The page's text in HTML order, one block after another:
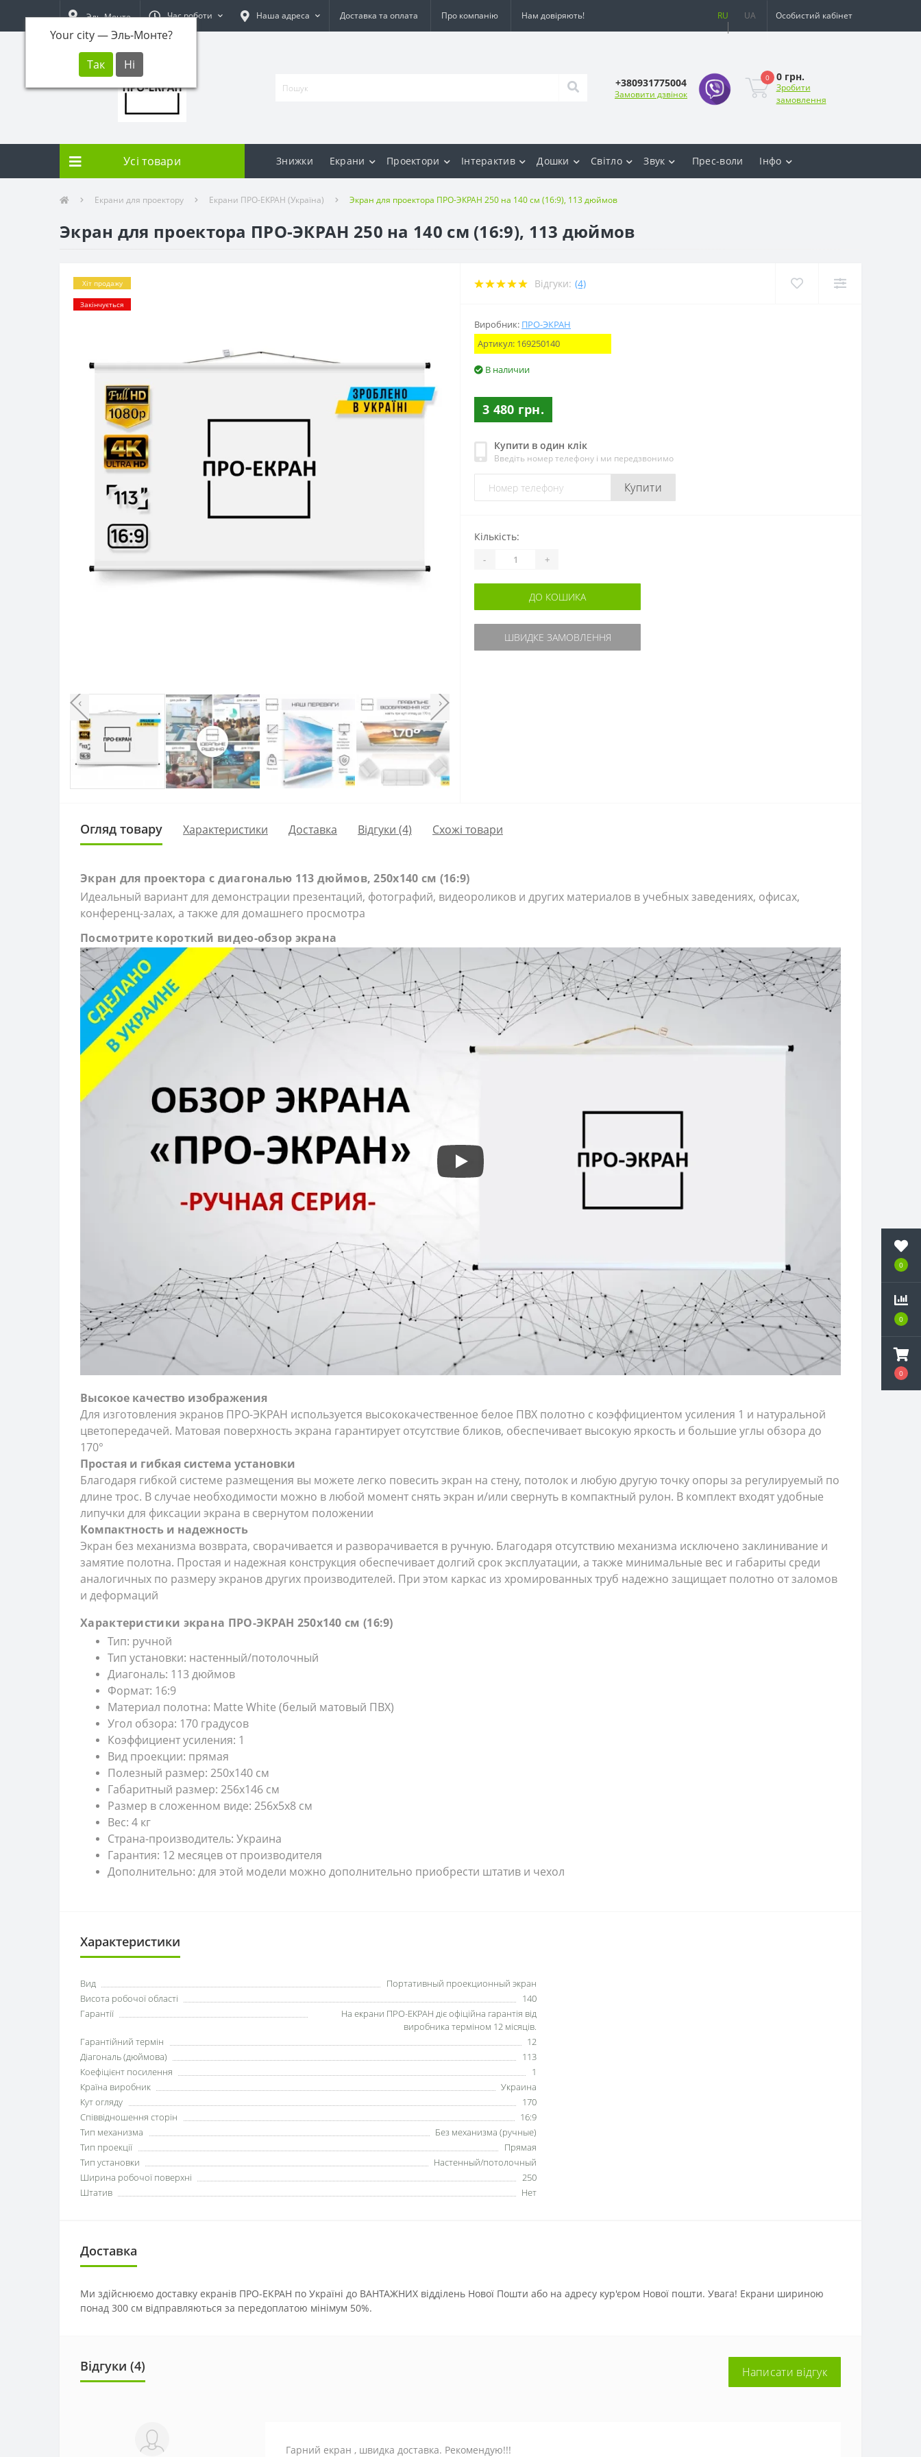
0
0
0
Эль-Монте
Your city —Эль-Монте?
Час роботи Наша адреса Доставка та оплата Про компанію Нам довіряють! UA Особистий кабінет
+380931775004
Замовити дзвінок
0 0 грн.
Зробити
замовлення
Усі товари Знижки Екрани Проектори Інтерактив Дошки Світло Звук Прес-воли Інфо
Екрани для проектору Екрани ПРО-ЕКРАН (Україна) Экран для проектора ПРО-ЭКРАН 250 на 140 см (16:9), 113 дюймов
Экран для проектора ПРО-ЭКРАН 250 на 140 см (16:9), 113 дюймов
Хіт продажу
Закінчується
‹ ›
Відгуки: (4)
Виробник: ПРО-ЭКРАН
Артикул: 169250140
В наличии
3 480 грн.
Купити в один клік
Введіть номер телефону і ми передзвонимо
Купити
Кількість:
- +
ДО КОШИКА
ШВИДКЕ ЗАМОВЛЕННЯ
Огляд товару Характеристики Доставка Відгуки (4) Схожі товари
Экран для проектора c диагональю 113 дюймов, 250х140 см (16:9)
Идеальный вариант для демонстрации презентаций, фотографий, видеороликов и других материалов в учебных заведениях, офисах,
конференц-залах, а также для домашнего просмотра
Посмотрите короткий видео-обзор экрана
Высокое качество изображения
Для изготовления экранов ПРО-ЭКРАН используется высококачественное белое ПВХ полотно с коэффициентом усиления 1 и натуральной
цветопередачей. Матовая поверхность экрана гарантирует отсутствие бликов, обеспечивает высокую яркость и большие углы обзора до
170°
Простая и гибкая система установки
Благодаря гибкой системе размещения вы можете легко повесить экран на стену, потолок и любую другую точку опоры за регулируемый по
длине трос. В случае необходимости можно в любой момент снять экран и/или свернуть в компактный рулон. В комплект входят удобные
липучки для фиксации экрана в свернутом положении
Компактность и надежность
Экран без механизма возврата, сворачивается и разворачивается в ручную. Благодаря отсутствию механизма исключено заклинивание и
замятие полотна. Простая и надежная конструкция обеспечивает долгий срок эксплуатации, а также минимальные вес и габариты среди
аналогичных по размеру экранов других производителей. При этом каркас из хромированных труб надежно защищает полотно от заломов
и деформаций
Характеристики экрана ПРО-ЭКРАН 250х140 см (16:9)
Тип: ручной
Тип установки: настенный/потолочный
Диагональ: 113 дюймов
Формат: 16:9
Материал полотна: Matte White (белый матовый ПВХ)
Угол обзора: 170 градусов
Коэффициент усиления: 1
Вид проекции: прямая
Полезный размер: 250х140 см
Габаритный размер: 256х146 см
Размер в сложенном виде: 256х5х8 см
Вес: 4 кг
Страна-производитель: Украина
Гарантия: 12 месяцев от производителя
Дополнительно: для этой модели можно дополнительно приобрести штатив и чехол
Характеристики
Вид
Портативный проекционный экран
Висота робочої області
140
Гарантії
На екрани ПРО-ЕКРАН діє офіційна гарантія від
виробника терміном 12 місяців.
Гарантійний термін
12
Діагональ (дюймова)
113
Коефіцієнт посилення
1
Країна виробник
Украина
Кут огляду
170
Співвідношення сторін
16:9
Тип механизма
Без механизма (ручные)
Тип проекції
Прямая
Тип установки
Настенный/потолочный
Ширина робочої поверхні
250
Штатив
Нет
Доставка
Ми здійснюємо доставку екранів ПРО-ЕКРАН по Україні до ВАНТАЖНИХ відділень Нової Пошти або на адресу кур'єром Нової пошти. Увага! Екрани шириною
понад 300 см відправляються за передоплатою мінімум 50%.
Відгуки (4) Написати відгук
Гарний екран , швидка доставка. Рекомендую!!!